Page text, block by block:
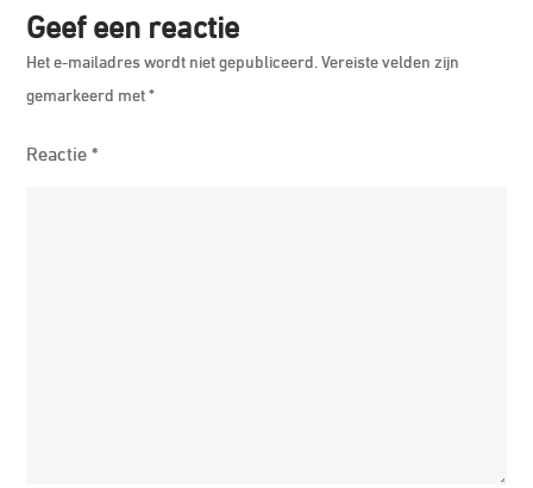
Geef een reactie
Het e-mailadres wordt niet gepubliceerd. Vereiste velden zijn
gemarkeerd met*
Reactie*